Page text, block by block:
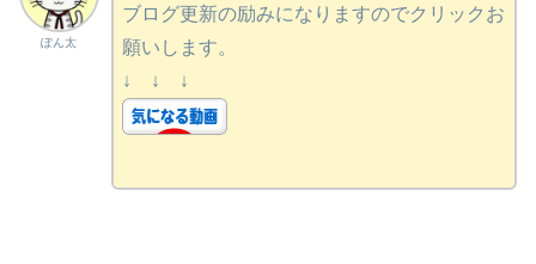
ぽん太
ブログ更新の励みになりますのでクリックお
願いします。
↓ ↓ ↓